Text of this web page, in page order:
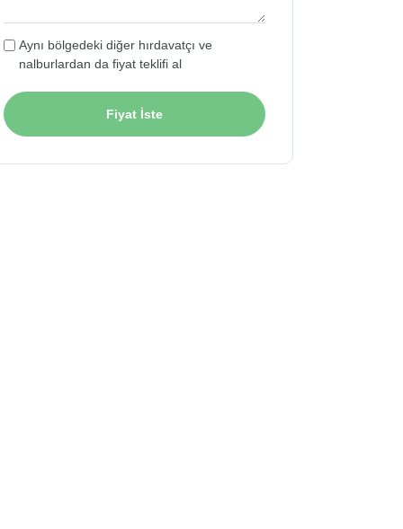
Aynı bölgedeki diğer hırdavatçı ve
nalburlardan da fiyat teklifi al
Fiyat İste